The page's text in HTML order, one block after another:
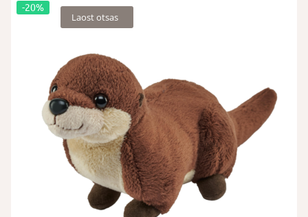
-20%
Laost otsas